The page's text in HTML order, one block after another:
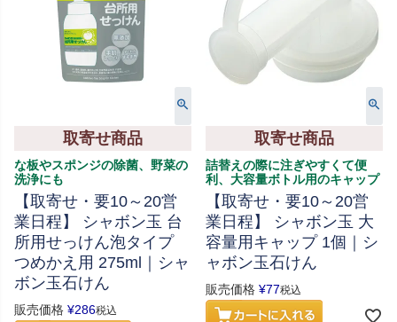
取寄せ商品
な板やスポンジの除菌、野菜の
洗浄にも
【取寄せ・要10～20営
業日程】 シャボン玉 台
所用せっけん泡タイプ
つめかえ用 275ml｜シャ
ボン玉石けん
販売価格 ¥286税込
取寄せ商品
詰替えの際に注ぎやすくて便
利、大容量ボトル用のキャップ
【取寄せ・要10～20営
業日程】 シャボン玉 大
容量用キャップ 1個｜シ
ャボン玉石けん
販売価格 ¥77税込